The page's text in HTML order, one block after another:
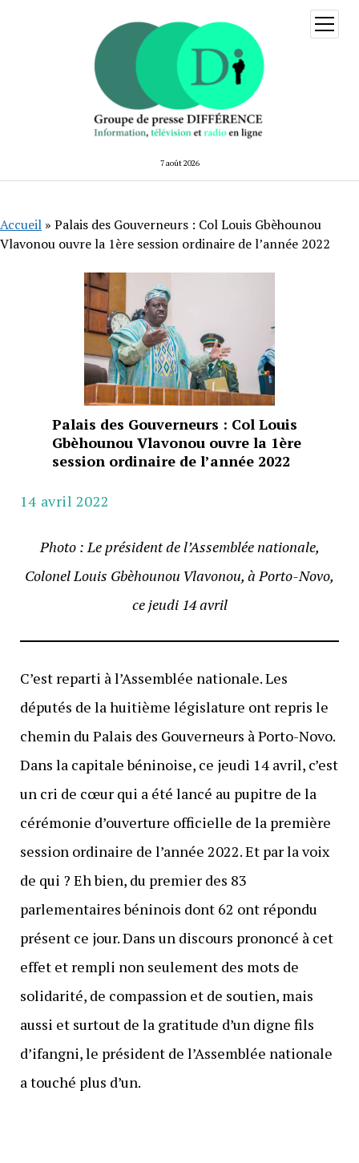
7 août 2026
ouvrir
menu
Accueil » Palais des Gouverneurs : Col Louis Gbèhounou
Vlavonou ouvre la 1ère session ordinaire de l’année 2022
Palais des Gouverneurs : Col Louis
Gbèhounou Vlavonou ouvre la 1ère
session ordinaire de l’année 2022
14 avril 2022
Photo : Le président de l’Assemblée nationale,
Colonel Louis Gbèhounou Vlavonou, à Porto-Novo,
ce jeudi 14 avril
C’est reparti à l’Assemblée nationale. Les
députés de la huitième législature ont repris le
chemin du Palais des Gouverneurs à Porto-Novo.
Dans la capitale béninoise, ce jeudi 14 avril, c’est
un cri de cœur qui a été lancé au pupitre de la
cérémonie d’ouverture officielle de la première
session ordinaire de l’année 2022. Et par la voix
de qui ? Eh bien, du premier des 83
parlementaires béninois dont 62 ont répondu
présent ce jour. Dans un discours prononcé à cet
effet et rempli non seulement des mots de
solidarité, de compassion et de soutien, mais
aussi et surtout de la gratitude d’un digne fils
d’ifangni, le président de l’Assemblée nationale
a touché plus d’un.